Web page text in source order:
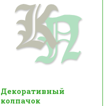
Декоративный
колпачок